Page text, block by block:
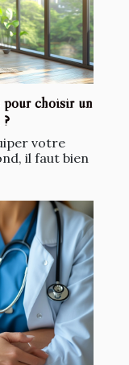
pour choisir un
votre
il faut bien